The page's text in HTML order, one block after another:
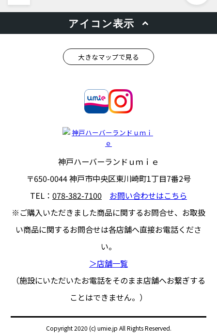
大きなマップで見る
神戸ハーバーランドｕｍｉｅ
〒650-0044神戸市中央区東川崎町1丁目7番2号
TEL： 078-382-7100
お問い合わせはこちら
※ご購入いただきました商品に関するお問合せ、 お取扱
い商品に関するお問合せは各店舗へ直接お電話くださ
い。
＞店舗一覧
（施設にいただいたお電話をそのまま店舗へお繋ぎする
ことはできません。）
Copyright 2020 (c) umie.jp All Rights Reserved.